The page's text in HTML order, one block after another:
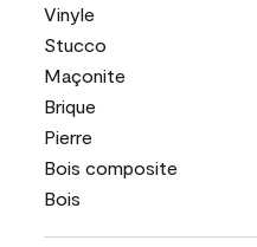
Vinyle
Stucco
Maçonite
Brique
Pierre
Bois composite
Bois